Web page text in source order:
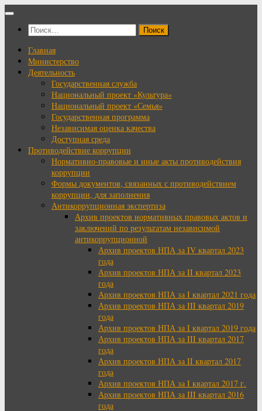
Перейти
содержимому
Найти:
Главная
Министерство
Деятельность
Государственная служба
Национальный проект «Культура»
Национальный проект «Семья»
Государственная программа
Независимая оценка качества
Доступная среда
Противодействие коррупции
Нормативно-правовые и иные акты противодействия
коррупции
Формы документов, связанных с противодействием
коррупции, для заполнения
Антикоррупционная экспертиза
Архив проектов нормативных правовых актов и
заключений по результатам независимой
антикоррупционной
Архив проектов НПА за IV квартал 2023
года
Архив проектов НПА за II квартал 2023
года
Архив проектов НПА за I квартал 2021 года
Архив проектов НПА за III квартал 2019
года
Архив проектов НПА за I квартал 2019 года
Архив проектов НПА за III квартал 2017
года
Архив проектов НПА за II квартал 2017
года
Архив проектов НПА за I квартал 2017 г.
Архив проектов НПА за III квартал 2016
года